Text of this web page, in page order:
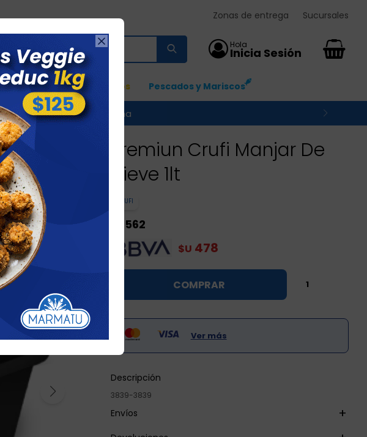

Variar según su zona
Nuevos Ingresos Pescados y Mariscos
0
Zonas de entrega Sucursales
Premiun Crufi Manjar De
Nieve 1lt
CRUFI
562
$U 478
COMPRAR
Ver más
Descripción
3839-3839
Envíos